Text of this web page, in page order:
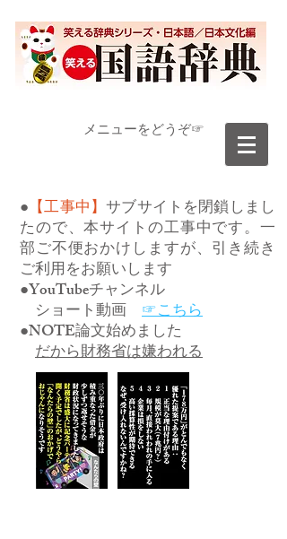
​メニューをどうぞ☞
● 【工事中】サブサイトを閉鎖しまし
たので、本サイトの工事中です。一
部ご不便おかけしますが、引き続き
ご利用をお願いします
●YouTubeチャンネル
ショート動画 ☞こちら
●NOTE論文始めました
だから財務省は嫌われる